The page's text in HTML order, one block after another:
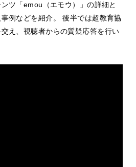
ツ「emou（エモウ）」の詳細と
例などを紹介。 後半では超教育協
え、視聴者からの質疑応答を行い